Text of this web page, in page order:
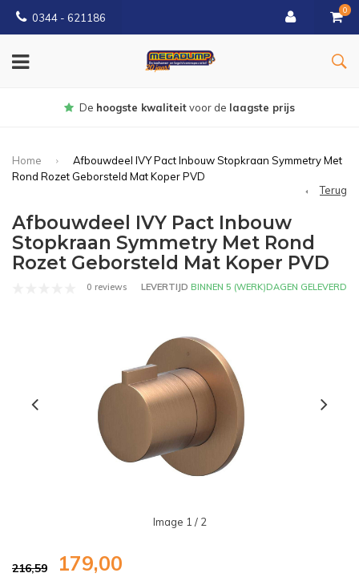
0344 - 621186
0
Gratisbezorgd vanaf € 150
Home
Afbouwdeel IVY Pact Inbouw Stopkraan Symmetry Met
Rond Rozet Geborsteld Mat Koper PVD
Terug
Afbouwdeel IVY Pact Inbouw
Stopkraan Symmetry Met Rond
Rozet Geborsteld Mat Koper PVD
0 reviews LEVERTIJD BINNEN 5 (WERK)DAGEN GELEVERD
Image 1 / 2
216,59 179,00